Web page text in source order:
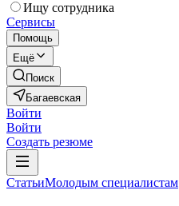
Ищу сотрудника
Сервисы
Помощь
Ещё
Поиск
Багаевская
Войти
Войти
Создать резюме
СтатьиМолодым специалистам